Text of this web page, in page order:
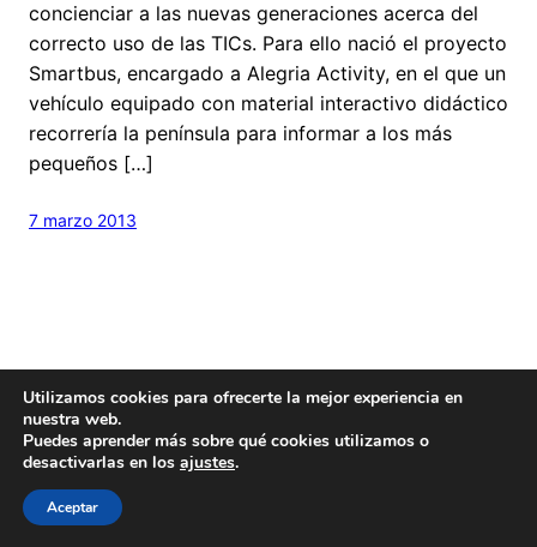
concienciar a las nuevas generaciones acerca del
correcto uso de las TICs. Para ello nació el proyecto
Smartbus, encargado a Alegria Activity, en el que un
vehículo equipado con material interactivo didáctico
recorrería la península para informar a los más
pequeños […]
7 marzo 2013
Hecho con
Este blog es Creative Commons
Utilizamos cookies para ofrecerte la mejor experiencia en
nuestra web.
Puedes aprender más sobre qué cookies utilizamos o
desactivarlas en los ajustes.
Aceptar